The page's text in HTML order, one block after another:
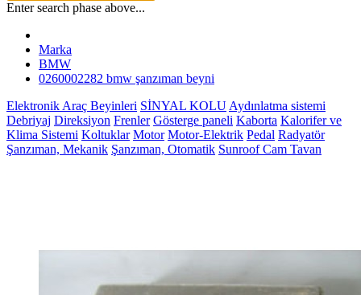
Enter search phase above...
Marka
BMW
0260002282 bmw şanzıman beyni
Elektronik Araç Beyinleri SİNYAL KOLU Aydınlatma sistemi
Debriyaj Direksiyon Frenler Gösterge paneli Kaborta Kalorifer ve
Klima Sistemi Koltuklar Motor Motor-Elektrik Pedal Radyatör
Şanzıman, Mekanik Şanzıman, Otomatik Sunroof Cam Tavan